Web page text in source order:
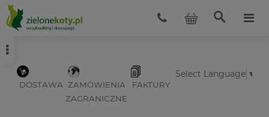
DOSTAWA
ZAMÓWIENIA
ZAGRANICZNE
FAKTURY
Select Language ▼